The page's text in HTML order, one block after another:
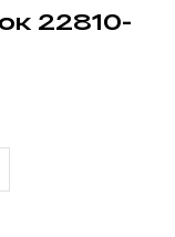
22810-